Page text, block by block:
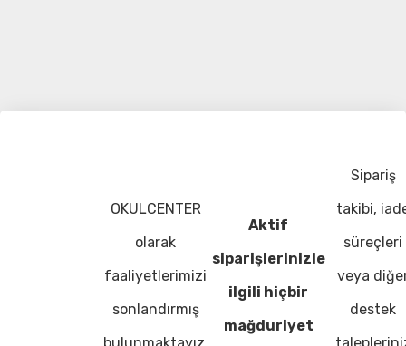
OKULCENTER
olarak
faaliyetlerimizi
sonlandırmış
bulunmaktayız.
Aktif
siparişlerinizle
ilgili hiçbir
mağduriyet
Sipariş
takibi,
süreçleri
veya
destek